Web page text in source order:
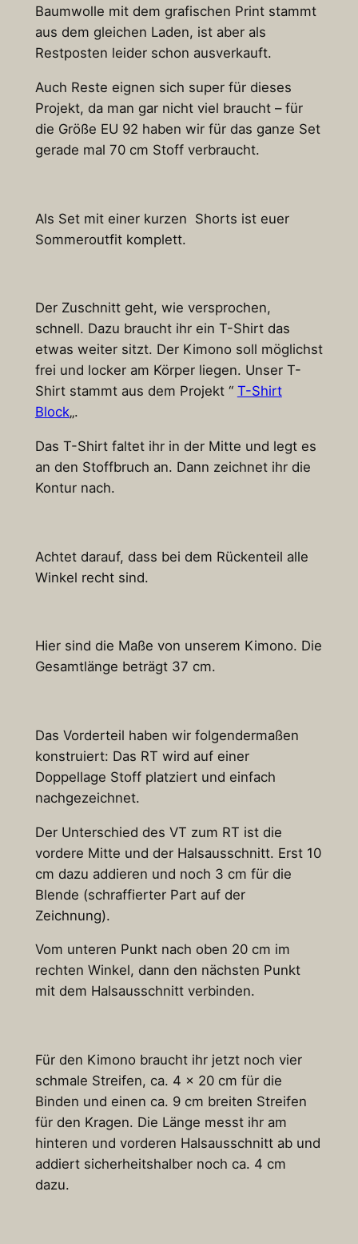
Baumwolle mit dem grafischen Print stammt
aus dem gleichen Laden, ist aber als
Restposten leider schon ausverkauft.
Auch Reste eignen sich super für dieses
Projekt, da man gar nicht viel braucht – für
die Größe EU 92 haben wir für das ganze Set
gerade mal 70 cm Stoff verbraucht.
Als Set mit einer kurzen Shorts ist euer
Sommeroutfit komplett.
Der Zuschnitt geht, wie versprochen,
schnell. Dazu braucht ihr ein T-Shirt das
etwas weiter sitzt. Der Kimono soll möglichst
frei und locker am Körper liegen. Unser T-
Shirt stammt aus dem Projekt “ T-Shirt
Block„.
Das T-Shirt faltet ihr in der Mitte und legt es
an den Stoffbruch an. Dann zeichnet ihr die
Kontur nach.
Achtet darauf, dass bei dem Rückenteil alle
Winkel recht sind.
Hier sind die Maße von unserem Kimono. Die
Gesamtlänge beträgt 37 cm.
Das Vorderteil haben wir folgendermaßen
konstruiert: Das RT wird auf einer
Doppellage Stoff platziert und einfach
nachgezeichnet.
Der Unterschied des VT zum RT ist die
vordere Mitte und der Halsausschnitt. Erst 10
cm dazu addieren und noch 3 cm für die
Blende (schraffierter Part auf der
Zeichnung).
Vom unteren Punkt nach oben 20 cm im
rechten Winkel, dann den nächsten Punkt
mit dem Halsausschnitt verbinden.
Für den Kimono braucht ihr jetzt noch vier
schmale Streifen, ca. 4 x 20 cm für die
Binden und einen ca. 9 cm breiten Streifen
für den Kragen. Die Länge messt ihr am
hinteren und vorderen Halsausschnitt ab und
addiert sicherheitshalber noch ca. 4 cm
dazu.